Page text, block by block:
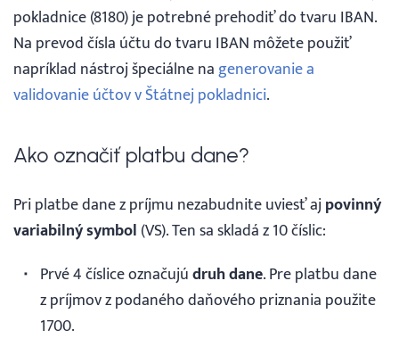
pokladnice (8180) je potrebné prehodiť do tvaru IBAN.
Na prevod čísla účtu do tvaru IBAN môžete použiť
napríklad nástroj špeciálne nagenerovanie a
validovanie účtov v Štátnej pokladnici.
Ako označiť platbu dane?
Pri platbe dane z príjmu nezabudnite uviesť aj povinný
variabilný symbol (VS). Ten sa skladá z 10 číslic:
Prvé 4 číslice označujúdruh dane. Pre platbu dane
z príjmov z podaného daňového priznania použite
1700.